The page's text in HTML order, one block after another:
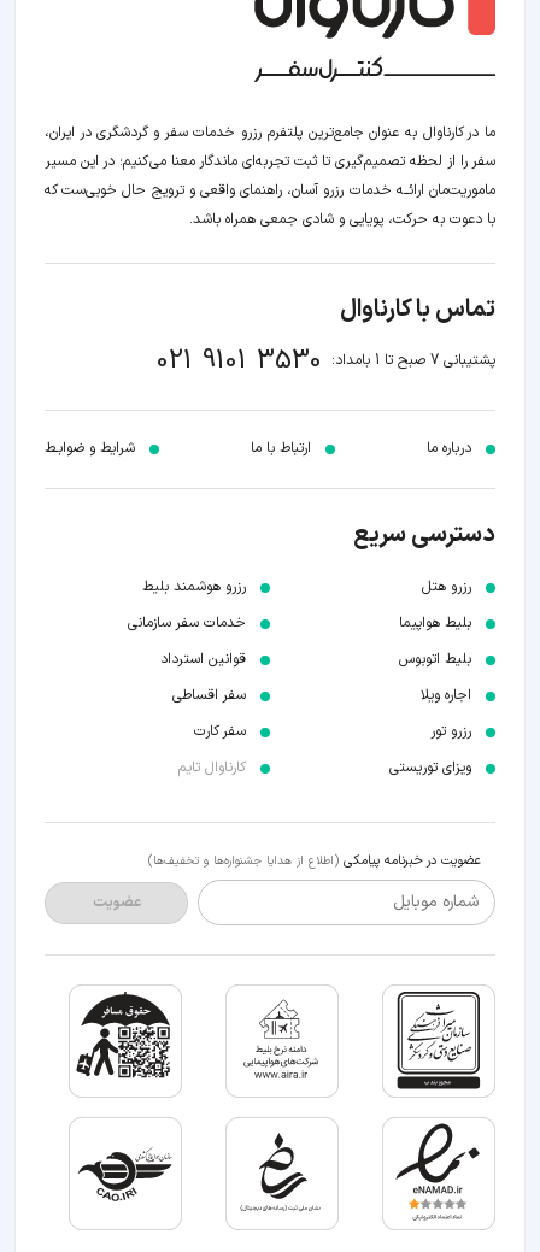
ما در کارناوال به عنوان جامع‌ترین پلتفرم رزرو خدمات سفر و گردشگری در ایران،
سفر را از لحظه‌ تصمیم‌گیری تا ثبت تجربه‌ای ماندگار معنا می‌کنیم؛ در این مسیر‍
ماموریت‌مان اراﺋــﻪ خدمات رزرو آسان، راهنمای واقعی و ترویج حال خوبی‌ست که
با دعوت به حرکت، پویایی و شادی جمعی همراه باشد.
تماس با کارناوال
پشتیبانی 7 صبح تا 1 بامداد: 021 9101 3530
درباره ما ارتباط با ما شرایط و ضوابـط
دسترسی سریع
رزرو هتل
بلیط هواپیما
بلیط اتوبوس
اجاره ویلا
رزرو تور
ویزای توریستی
رزرو هوشمند بلیط
خدمات سفر سازمانی
قوانین استرداد
سفر اقساطی
سفر کارت
کارناوال تایم
عضویت در خبرنامه پیامکی (اطلاع از هدایا جشنواره‌ها و تخفیف‌ها)
شماره موبایل عضویت